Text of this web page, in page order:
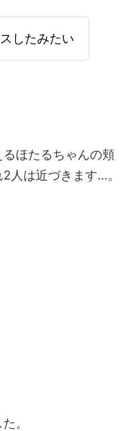
したみたい
ほたるちゃんの頬
人は近づきます…。
。